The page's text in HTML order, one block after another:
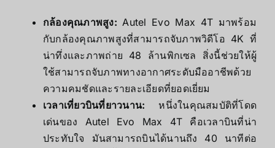
กล้องคุณภาพสูง: Autel Evo Max 4T มาพร้อม
กับกล้องคุณภาพสูงที่สามารถจับภาพวิดีโอ 4K ที่
น่าทึ่งและภาพถ่าย 48 ล้านพิกเซล สิ่งนี้ช่วยให้ผู้
ใช้สามารถจับภาพทางอากาศระดับมืออาชีพด้วย
ความคมชัดและรายละเอียดที่ยอดเยี่ยม
เวลาเที่ยวบินที่ยาวนาน: หนึ่งในคุณสมบัติที่โดด
เด่นของ Autel Evo Max 4T คือเวลาบินที่น่า
ประทับใจ มันสามารถบินได้นานถึง 40 นาทีต่อ